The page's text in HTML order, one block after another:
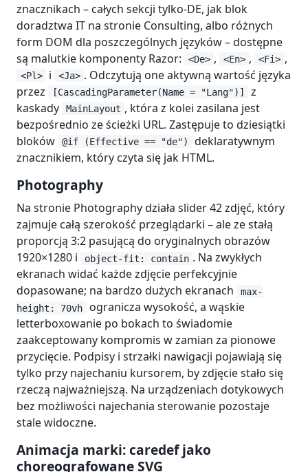
znacznikach – całych sekcji tylko-DE, jak blok
doradztwa IT na stronie Consulting, albo różnych
form DOM dla poszczególnych języków – dostępne
są malutkie komponenty Razor:
<De> , <En> , <Fi> ,
<Pl> i <Ja> . Odczytują one aktywną wartość języka
przez
[CascadingParameter(Name = "Lang")]
z
kaskady
MainLayout , która z kolei zasilana jest
bezpośrednio ze ścieżki URL. Zastępuje to dziesiątki
bloków
@if (Effective == "de")
deklaratywnym
znacznikiem, który czyta się jak HTML.
Photography
Na stronie Photography działa slider 42 zdjęć, który
zajmuje całą szerokość przeglądarki – ale ze stałą
proporcją 3:2 pasującą do oryginalnych obrazów
1920×1280 i
object-fit: contain . Na zwykłych
ekranach widać każde zdjęcie perfekcyjnie
dopasowane; na bardzo dużych ekranach
max-
height: 70vh
ogranicza wysokość, a wąskie
letterboxowanie po bokach to świadomie
zaakceptowany kompromis w zamian za pionowe
przycięcie. Podpisy i strzałki nawigacji pojawiają się
tylko przy najechaniu kursorem, by zdjęcie stało się
rzeczą najważniejszą. Na urządzeniach dotykowych
bez możliwości najechania sterowanie pozostaje
stale widoczne.
Animacja marki: caredef jako
choreografowane SVG